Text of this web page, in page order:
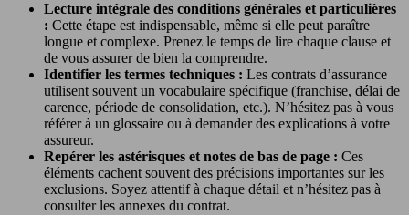
Lecture intégrale des conditions générales et particulières
: Cette étape est indispensable, même si elle peut paraître
longue et complexe. Prenez le temps de lire chaque clause et
de vous assurer de bien la comprendre.
Identifier les termes techniques : Les contrats d’assurance
utilisent souvent un vocabulaire spécifique (franchise, délai de
carence, période de consolidation, etc.). N’hésitez pas à vous
référer à un glossaire ou à demander des explications à votre
assureur.
Repérer les astérisques et notes de bas de page : Ces
éléments cachent souvent des précisions importantes sur les
exclusions. Soyez attentif à chaque détail et n’hésitez pas à
consulter les annexes du contrat.